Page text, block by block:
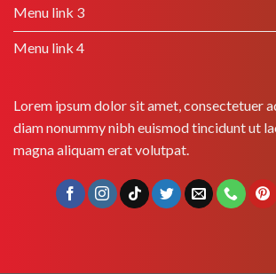
Menu link 3
Menu link 4
Lorem ipsum dolor sit amet, consectetuer
diam nonummy nibh euismod tincidunt ut
magna aliquam erat volutpat.